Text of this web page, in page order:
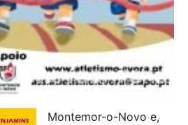
Montemor-o-Novo e,